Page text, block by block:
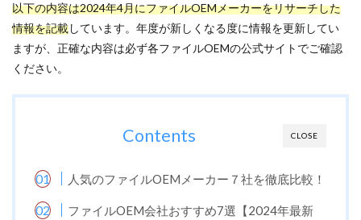
以下の内容は2024年4月にファイルOEMメーカーをリサーチした
情報を記載しています。年度が新しくなる度に情報を更新してい
ますが、正確な内容は必ず各ファイルOEMの公式サイトでご確認
ください。
CLOSE
Contents
人気のファイルOEMメーカー７社を徹底比較！
ファイルOEM会社おすすめ7選【2024年最新